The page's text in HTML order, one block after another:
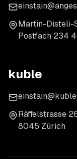
Martin-Disteli-
Postfach 234
kuble
Räffelstrasse
8045 Zürich